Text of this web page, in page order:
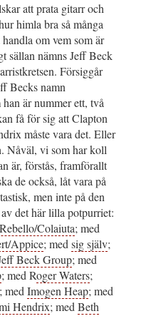
att prata gitarr och
himla bra så många
om vem som är
sällan nämns Jeff Beck
Försiggår
Becks namn
är nummer ett, två
få för sig att Clapton
måste vara det. Eller
Nåväl, vi som har koll
är, förstås, framförallt
de också, låt vara på
men inte på den
det här lilla potpurriet:
Colaiuta; med
Appice; med sig själv;
Beck Group; med
; med Roger Waters;
; med Imogen Heap; med
Hendrix; med Beth